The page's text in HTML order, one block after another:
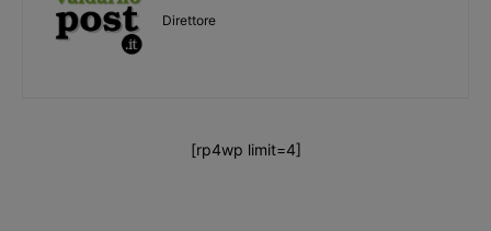
Direttore
[rp4wp limit=4]